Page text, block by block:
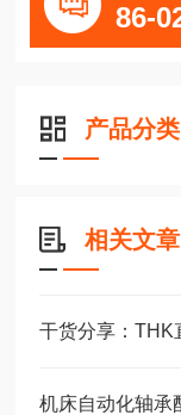
86-
产品分类
相关文章